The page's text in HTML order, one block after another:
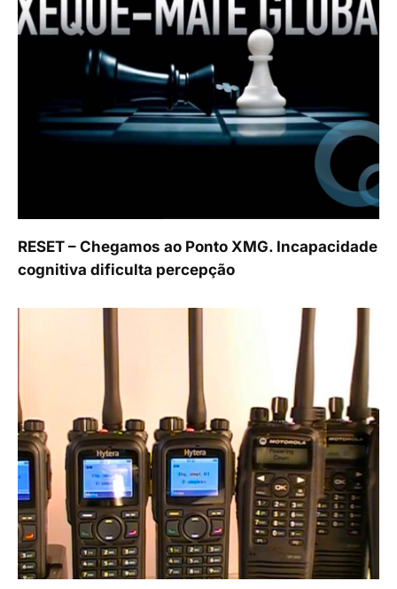
RESET – Chegamos ao Ponto XMG. Incapacidade
cognitiva dificulta percepção